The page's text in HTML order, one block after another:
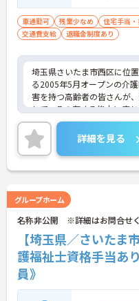
車通勤可 残業少なめ 住宅手当
交通費支給
退職金制度あり
埼玉県さいたま市西区に位
る2005年5月オープンの介
害を持つ高齢者の皆さんが
して、その有する能力に応
むことができるよう、療養
管理の下における介護や介
要な医療のサービスを提供
の通勤も可能ですので通勤
詳細をお話しいたしますの
い。
詳細を見る
グループホーム
名称非公開 ※詳細はお問合せ
【埼玉県／さいた
護福祉士資格手当あ
員》